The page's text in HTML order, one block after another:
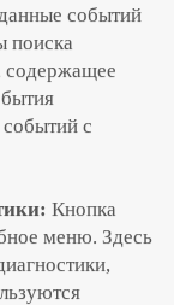
событий
поиска
содержащее
с
Кнопка
меню. Здесь